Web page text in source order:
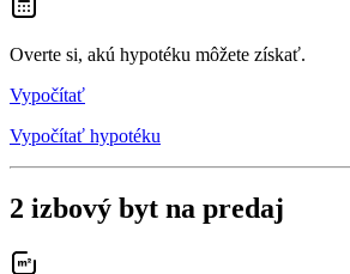
Overte si, akú hypotéku môžete získať.
Vypočítať
Vypočítať hypotéku
2 izbový byt na predaj